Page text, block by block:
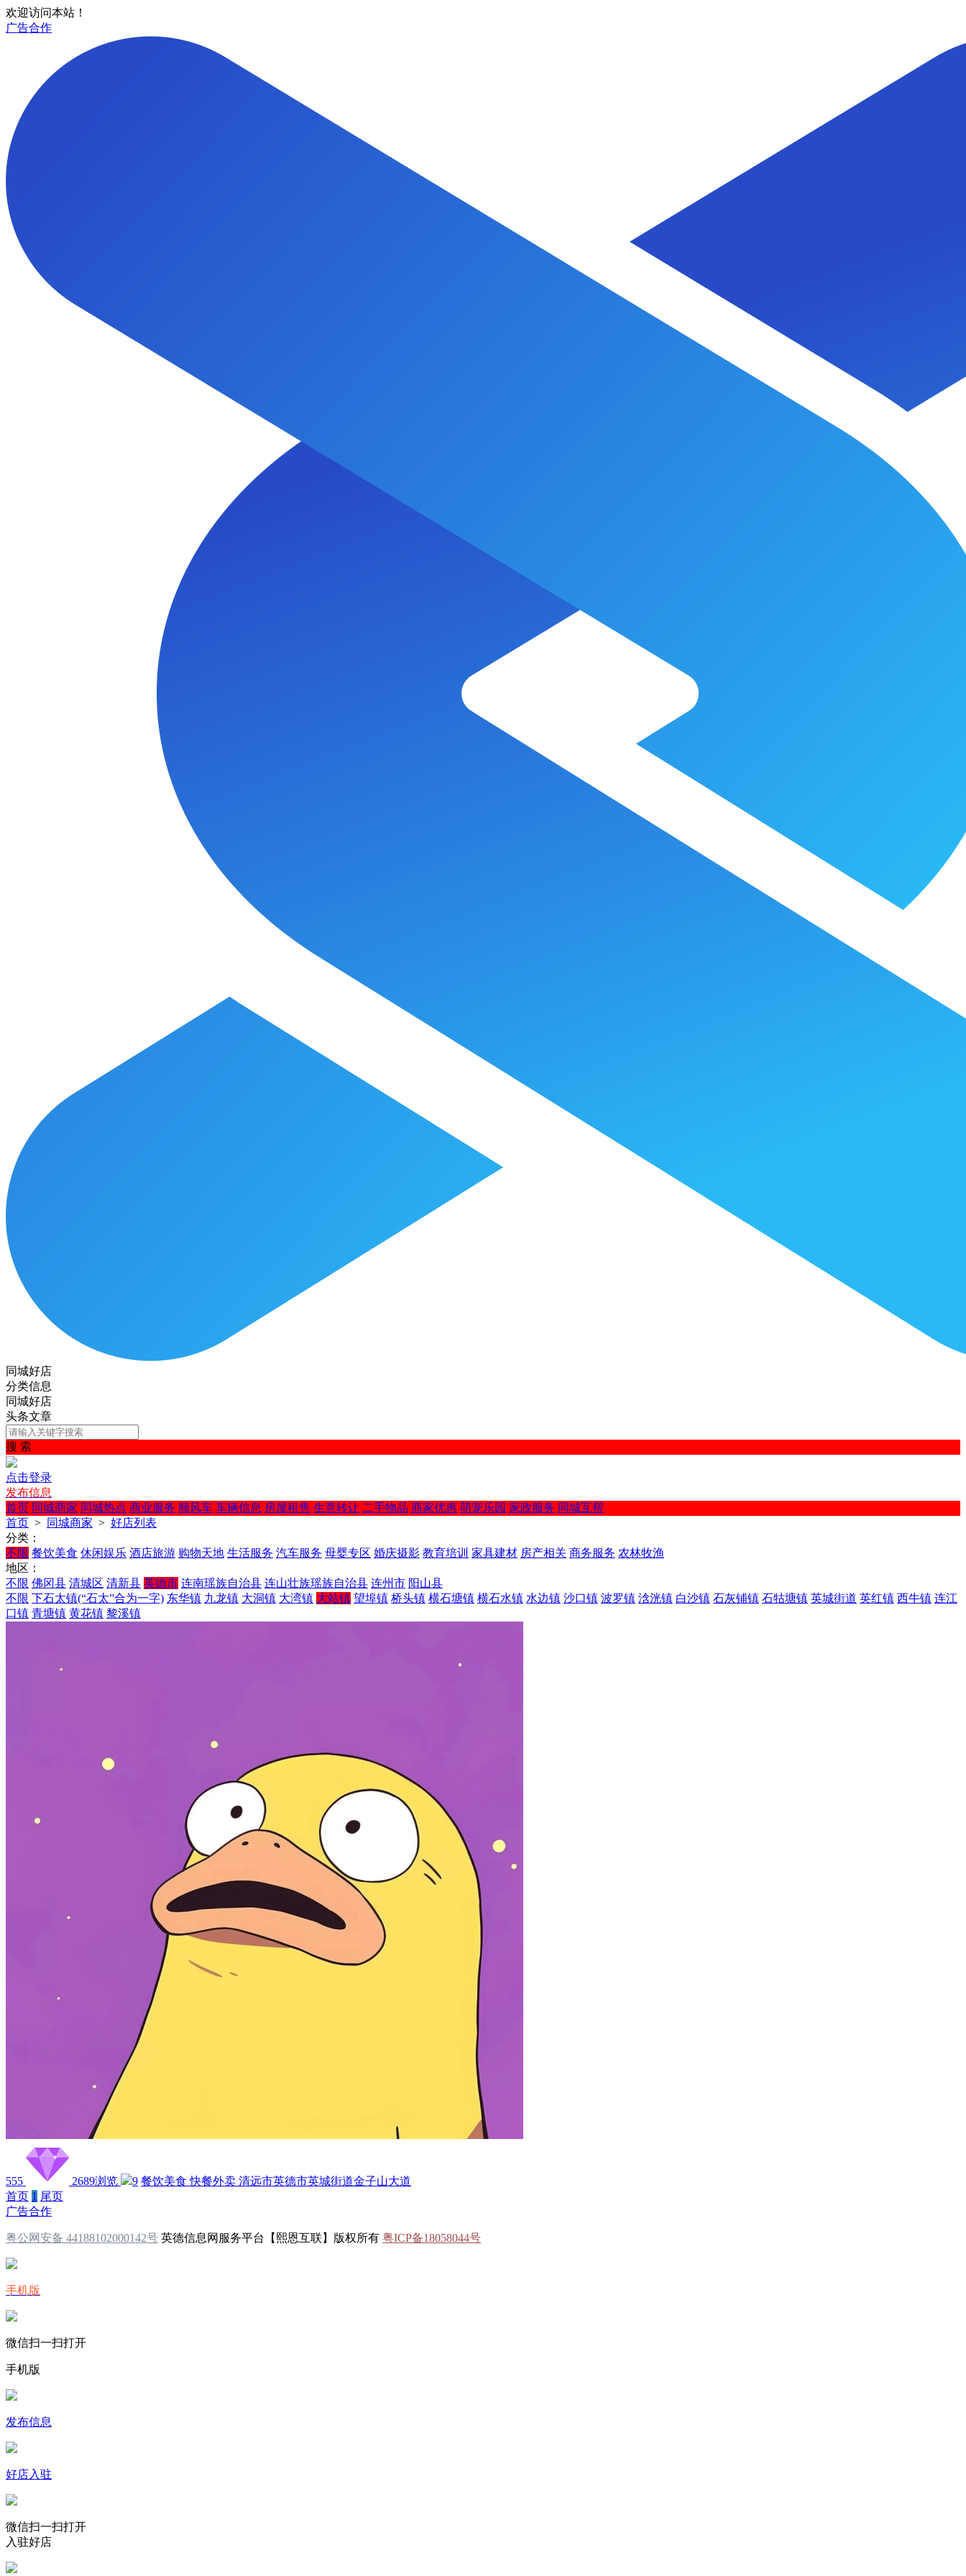
欢迎访问本站！
广告合作
同城好店
分类信息
同城好店
头条文章
搜 索
点击登录
发布信息
首页 同城商家 同城热点 商业服务 顺风车 车辆信息 房屋租售 生意转让 二手物品 商家优惠 萌宠乐园 家政服务 同城互帮
首页 > 同城商家 > 好店列表
分类：
不限 餐饮美食 休闲娱乐 酒店旅游 购物天地 生活服务 汽车服务 母婴专区 婚庆摄影 教育培训 家具建材 房产相关 商务服务 农林牧渔
地区：
不限 佛冈县 清城区 清新县 英德市 连南瑶族自治县 连山壮族瑶族自治县 连州市 阳山县
不限 下石太镇(“石太”合为一字) 东华镇 九龙镇 大洞镇 大湾镇 大站镇 望埠镇 桥头镇 横石塘镇 横石水镇 水边镇 沙口镇 波罗镇 浛洸镇 白沙镇 石灰铺镇 石牯塘镇 英城街道 英红镇 西牛镇 连江
口镇 青塘镇 黄花镇 黎溪镇
555 2689浏览 9 餐饮美食 快餐外卖 清远市英德市英城街道金子山大道
首页 1 尾页
广告合作
粤公网安备 44188102000142号 英德信息网服务平台【熙恩互联】版权所有 粤ICP备18058044号
手机版
微信扫一扫打开
手机版
发布信息
好店入驻
微信扫一扫打开
入驻好店